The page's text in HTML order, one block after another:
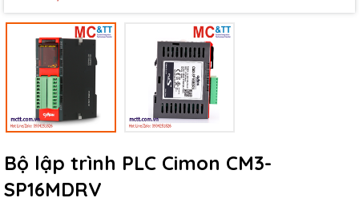
Bộ lập trình PLC Cimon CM3-
SP16MDRV
Điều kiện: